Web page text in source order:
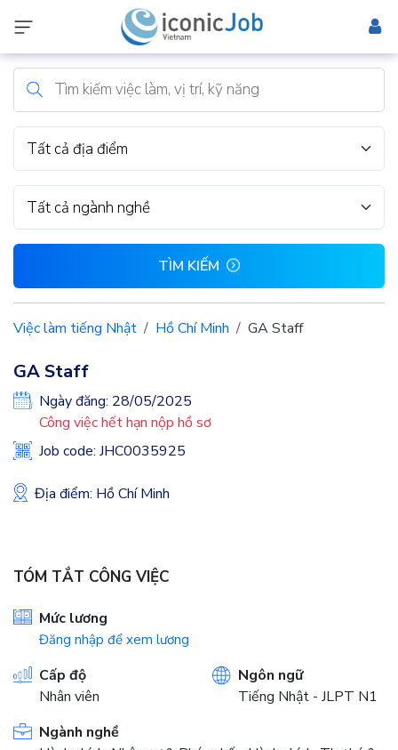
Tất cả địa điểm
Tất cả ngành nghề
TÌM KIẾM
Việc làm tiếng Nhật Hồ Chí Minh GA Staff
GA Staff
Ngày đăng: 28/05/2025
Công việc hết hạn nộp hồ sơ
Job code: JHC0035925
Địa điểm: Hồ Chí Minh
TÓM TẮT CÔNG VIỆC
Mức lương
Đăng nhập để xem lương
Cấp độ
Nhân viên
Ngôn ngữ
Tiếng Nhật - JLPT N1
Ngành nghề